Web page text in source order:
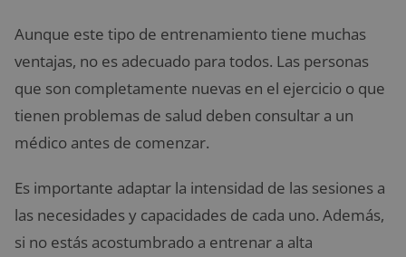
Aunque este tipo de entrenamiento tiene muchas
ventajas, no es adecuado para todos. Las personas
que son completamente nuevas en el ejercicio o que
tienen problemas de salud deben consultar a un
médico antes de comenzar.
Es importante adaptar la intensidad de las sesiones a
las necesidades y capacidades de cada uno. Además,
si no estás acostumbrado a entrenar a alta